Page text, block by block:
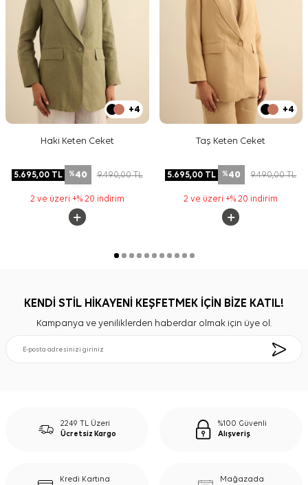
+4
Haki Keten Ceket
5.695,00TL %40 9.490,00TL
2 ve üzeri +% 20 indirim
+4
Taş Keten Ceket
5.695,00 TL %40 9.490,00TL
2 ve üzeri +% 20 indirim
KENDİ STİL HİKAYENİ KEŞFETMEK İÇİN BİZE KATIL!
Kampanya ve yeniliklerden haberdar olmak için üye ol.
2249 TL Üzeri
Ücretsiz Kargo
%100 Güvenli
Alışveriş
Kredi Kartına
Mağazada